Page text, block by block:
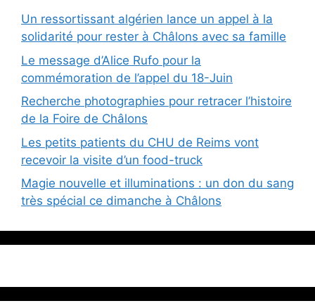
Un ressortissant algérien lance un appel à la
solidarité pour rester à Châlons avec sa famille
Le message d’Alice Rufo pour la
commémoration de l’appel du 18-Juin
Recherche photographies pour retracer l’histoire
de la Foire de Châlons
Les petits patients du CHU de Reims vont
recevoir la visite d’un food-truck
Magie nouvelle et illuminations : un don du sang
très spécial ce dimanche à Châlons